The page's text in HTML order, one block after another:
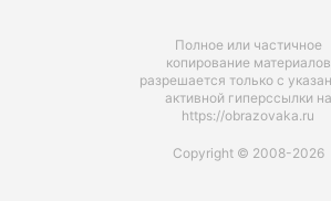
Полное или частичное
копирование материалов
разрешается только с
активной гиперссылки на
https://obrazovaka.ru
Copyright © 2008-2026